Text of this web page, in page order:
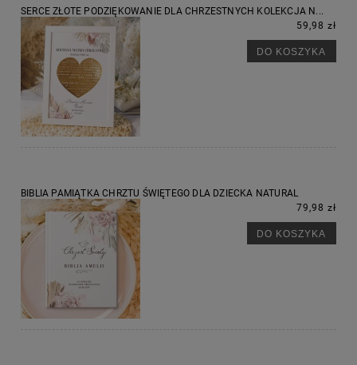
SERCE ZŁOTE PODZIĘKOWANIE DLA CHRZESTNYCH KOLEKCJA N...
59,98 zł
DO KOSZYKA
BIBLIA PAMIĄTKA CHRZTU ŚWIĘTEGO DLA DZIECKA NATURAL
79,98 zł
DO KOSZYKA